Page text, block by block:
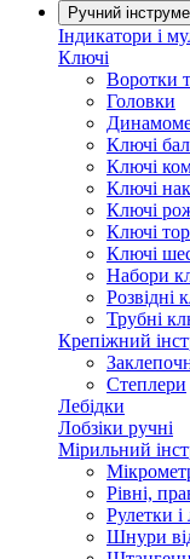
Ручний
Індикатори і
Ключі
Воротки
Головки
Ключі
Ключі
Ключі
Ключі
Ключі
Ключі
Набори
Розвідні
Трубні
Крепіжний
Степлери
Лебідки
Лобзіки ручні
Мірильний
Рівні,
Рулетки і
Шнури